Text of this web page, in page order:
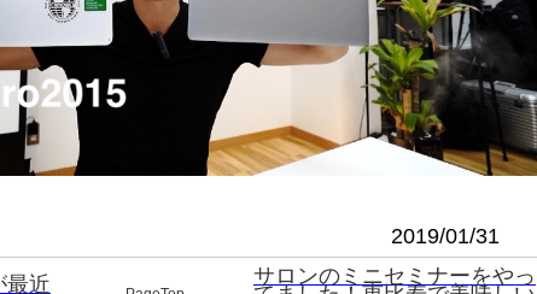
2019/01/31
最近
サロンのミニセミナーをやっ